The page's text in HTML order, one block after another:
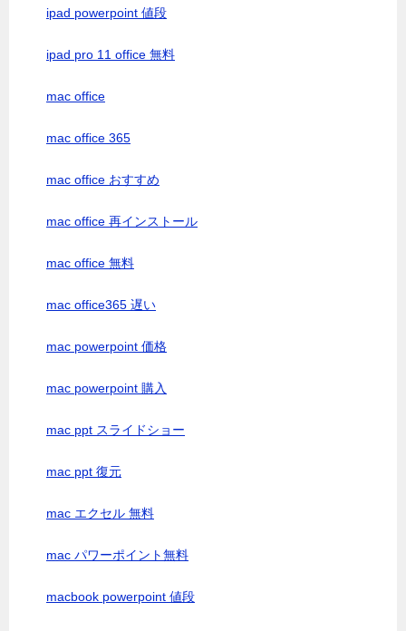
ipad powerpoint 値段
ipad pro 11 office 無料
mac office
mac office 365
mac office おすすめ
mac office 再インストール
mac office 無料
mac office365 遅い
mac powerpoint 価格
mac powerpoint 購入
mac ppt スライドショー
mac ppt 復元
mac エクセル 無料
mac パワーポイント無料
macbook powerpoint 値段